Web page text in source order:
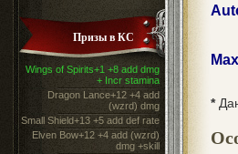
Призы в КС
Wings of Spirits+1 +8 add dmg
+ Incr stamina
Dragon Lance+12 +4 add
(wzrd) dmg
Small Shield+13 +5 add def rate
Elven Bow+12 +4 add (wzrd)
dmg +skill
*